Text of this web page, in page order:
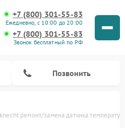
+7 (800) 301-55-83
Ежедневно, с 10:00 до 20:00
+7 (800) 301-55-83
Звонок бесплатный по РФ
Позвонить
ремонт/замена датчика